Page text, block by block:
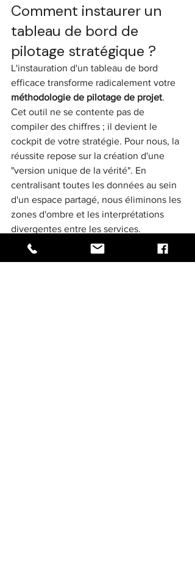
Comment instaurer un
tableau de bord de
pilotage stratégique ?
L'instauration d'un tableau de bord
efficace transforme radicalement votre
méthodologie de pilotage de projet.
Cet outil ne se contente pas de
compiler des chiffres ; il devient le
cockpit de votre stratégie. Pour nous, la
réussite repose sur la création d'une
"version unique de la vérité". En
centralisant toutes les données au sein
d'un espace partagé, nous éliminons les
zones d'ombre et les interprétations
divergentes entre les services.
L'automatisation de la collecte des flux